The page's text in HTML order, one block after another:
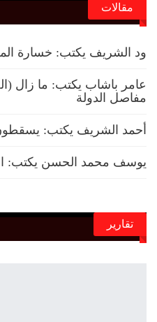
مقالات
ود الشريف يكتب: خسارة
عامر باشاب يكتب: ما زال
مفاصل الدولة
أحمد الشريف يكتب:
يوسف محمد الحسن يكتب:
تقارير